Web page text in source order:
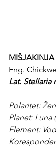
MIŠJAKINJA
Eng.
Lat. Stellaria
Polaritet:
Planet: Luna
Element: